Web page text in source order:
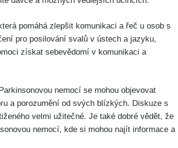
pomáhá zlepšit komunikaci a řeč u osob s
pro posilování svalů v ústech a jazyku,
získat sebevědomí v komunikaci a
nemocí se mohou objevovat
a porozumění od svých blízkých. Diskuze s
velmi užitečné. Je také dobré vědět, že
nemocí, kde si mohou najít informace a